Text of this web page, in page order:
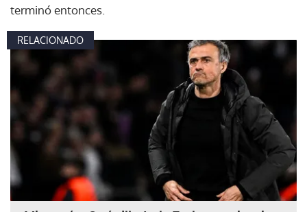
terminó entonces.
RELACIONADO